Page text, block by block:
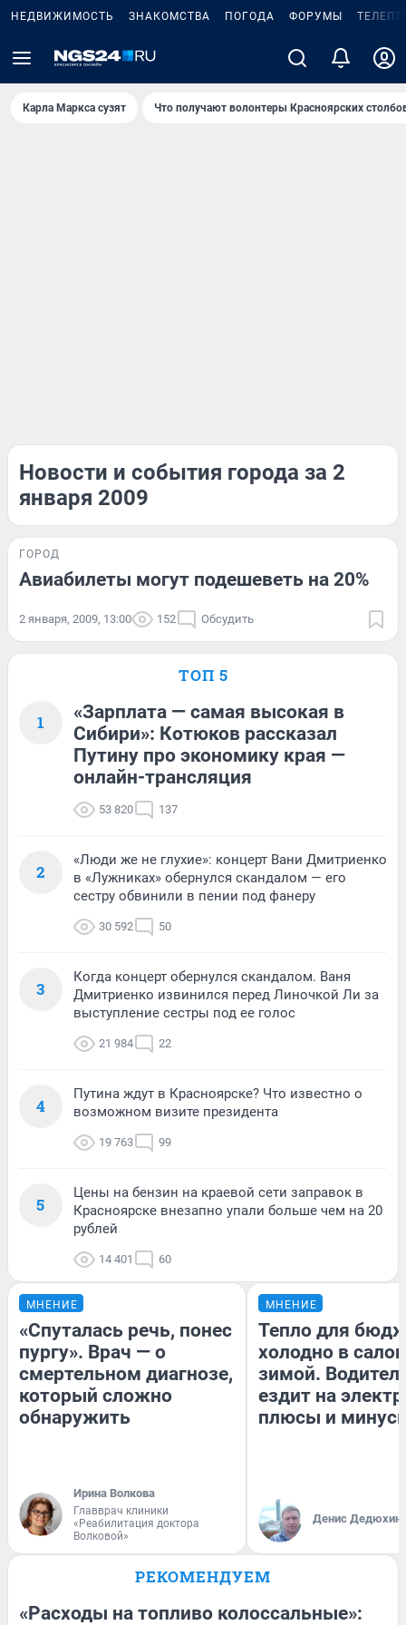
НЕДВИЖИМОСТЬ ЗНАКОМСТВА ПОГОДА ФОРУМЫ
Карла Маркса сузят Что получают волонтеры Красноярских
Новости и события города за 2
января 2009
ГОРОД
Авиабилеты могут подешеветь на 20%
2 января, 2009, 13:00 152 Обсудить
ТОП 5
1
«Зарплата — самая высокая в
Сибири»: Котюков рассказал
Путину про экономику края —
онлайн-трансляция
53 820 137
2
«Люди же не глухие»: концерт Вани Дмитриенко
в «Лужниках» обернулся скандалом — его
сестру обвинили в пении под фанеру
30 592 50
3
Когда концерт обернулся скандалом. Ваня
Дмитриенко извинился перед Линочкой Ли за
выступление сестры под ее голос
21 984 22
4
Путина ждут в Красноярске? Что известно о
возможном визите президента
19 763 99
5
Цены на бензин на краевой сети заправок в
Красноярске внезапно упали больше чем на 20
рублей
14 401 60
МНЕНИЕ
«Спуталась речь, понес
пургу». Врач — о
смертельном диагнозе,
который сложно
обнаружить
Ирина Волкова
Главврач клиники
«Реабилитация доктора
Волковой»
МНЕНИЕ
Тепло для
холодно в
зимой.
ездит на
плюсы и
Денис Дедюхин
РЕКОМЕНДУЕМ
«Расходы на топливо колоссальные»: